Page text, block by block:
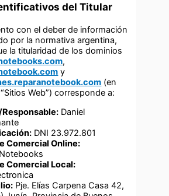
del Titular
con el deber de información
por la normativa argentina,
la titularidad de los dominios
,
y
(en
Web”) corresponde a:
Daniel
DNI 23.972.801
Comercial Online:
Comercial Local:
Pje. Elías Carpena Casa 42,